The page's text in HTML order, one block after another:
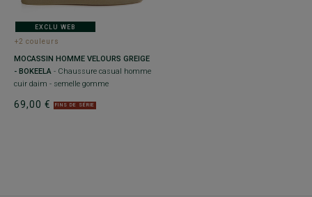
EXCLU WEB
+2 couleurs
MOCASSIN HOMME VELOURS GREIGE
- BOKEELA - Chaussure casual homme
cuir daim - semelle gomme
69,00 € FINS DE SÉRIE